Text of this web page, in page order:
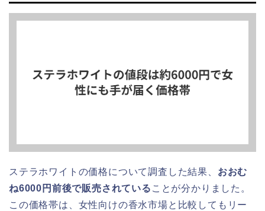
ステラホワイトの価格について調査した結果、 おおむ
ね6000円前後で販売されている ことが分かりました。
この価格帯は、女性向けの香水市場と比較してもリー